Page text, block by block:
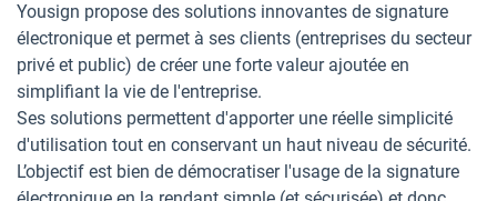
Yousign propose des solutions innovantes de signature
électronique et permet à ses clients (entreprises du secteur
privé et public) de créer une forte valeur ajoutée en
simplifiant la vie de l'entreprise.
Ses solutions permettent d'apporter une réelle simplicité
d'utilisation tout en conservant un haut niveau de sécurité.
L’objectif est bien de démocratiser l'usage de la signature